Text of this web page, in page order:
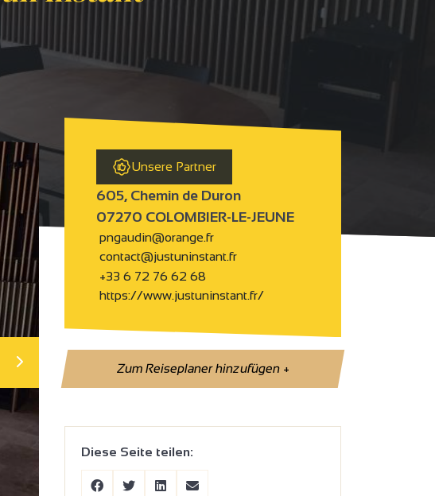
Unsere Partner
605, Chemin de Duron
07270 COLOMBIER-LE-JEUNE
pngaudin@orange.fr
contact@justuninstant.fr
+33 6 72 76 62 68
https://www.justuninstant.fr/
Zum Reiseplaner hinzufügen+
Diese Seite teilen: